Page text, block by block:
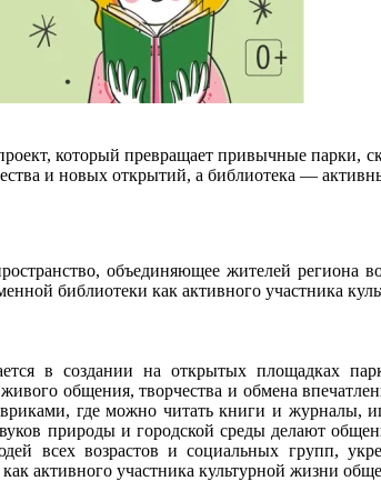
который превращает привычные
и новых открытий, а библиотека —
объединяющее жителей региона
библиотеки как активного участника
в создании на открытых площадках
общения, творчества и обмена
где можно читать книги и журналы,
природы и городской среды делают
всех возрастов и социальных групп,
активного участника культурной жизни